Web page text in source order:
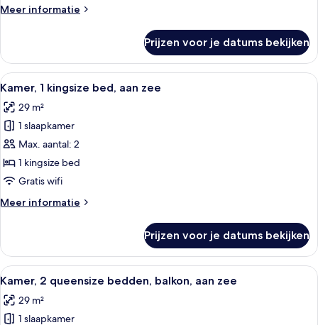
roken,
laden
Meer informatie
Meer
1
kingsize
bed,
roken,
aan
Prijzen voor je datums bekijken
Alle
foto's
voor
Kamer,
1
kingsize
bed,
zee
Hotelkamer met een groot bed, een
2
Kamer, 1 kingsize bed, aan zee
29 m²
1 slaapkamer
Max. aantal: 2
1 kingsize bed
Gratis wifi
Meer informatie
Meer
1
kingsize
bed,
zee
Prijzen voor je datums bekijken
Alle
foto's
voor
Kamer,
Hotelkamer met twee bedden, een
5
Kamer, 2 queensize bedden, balkon, aan zee
29 m²
1 slaapkamer